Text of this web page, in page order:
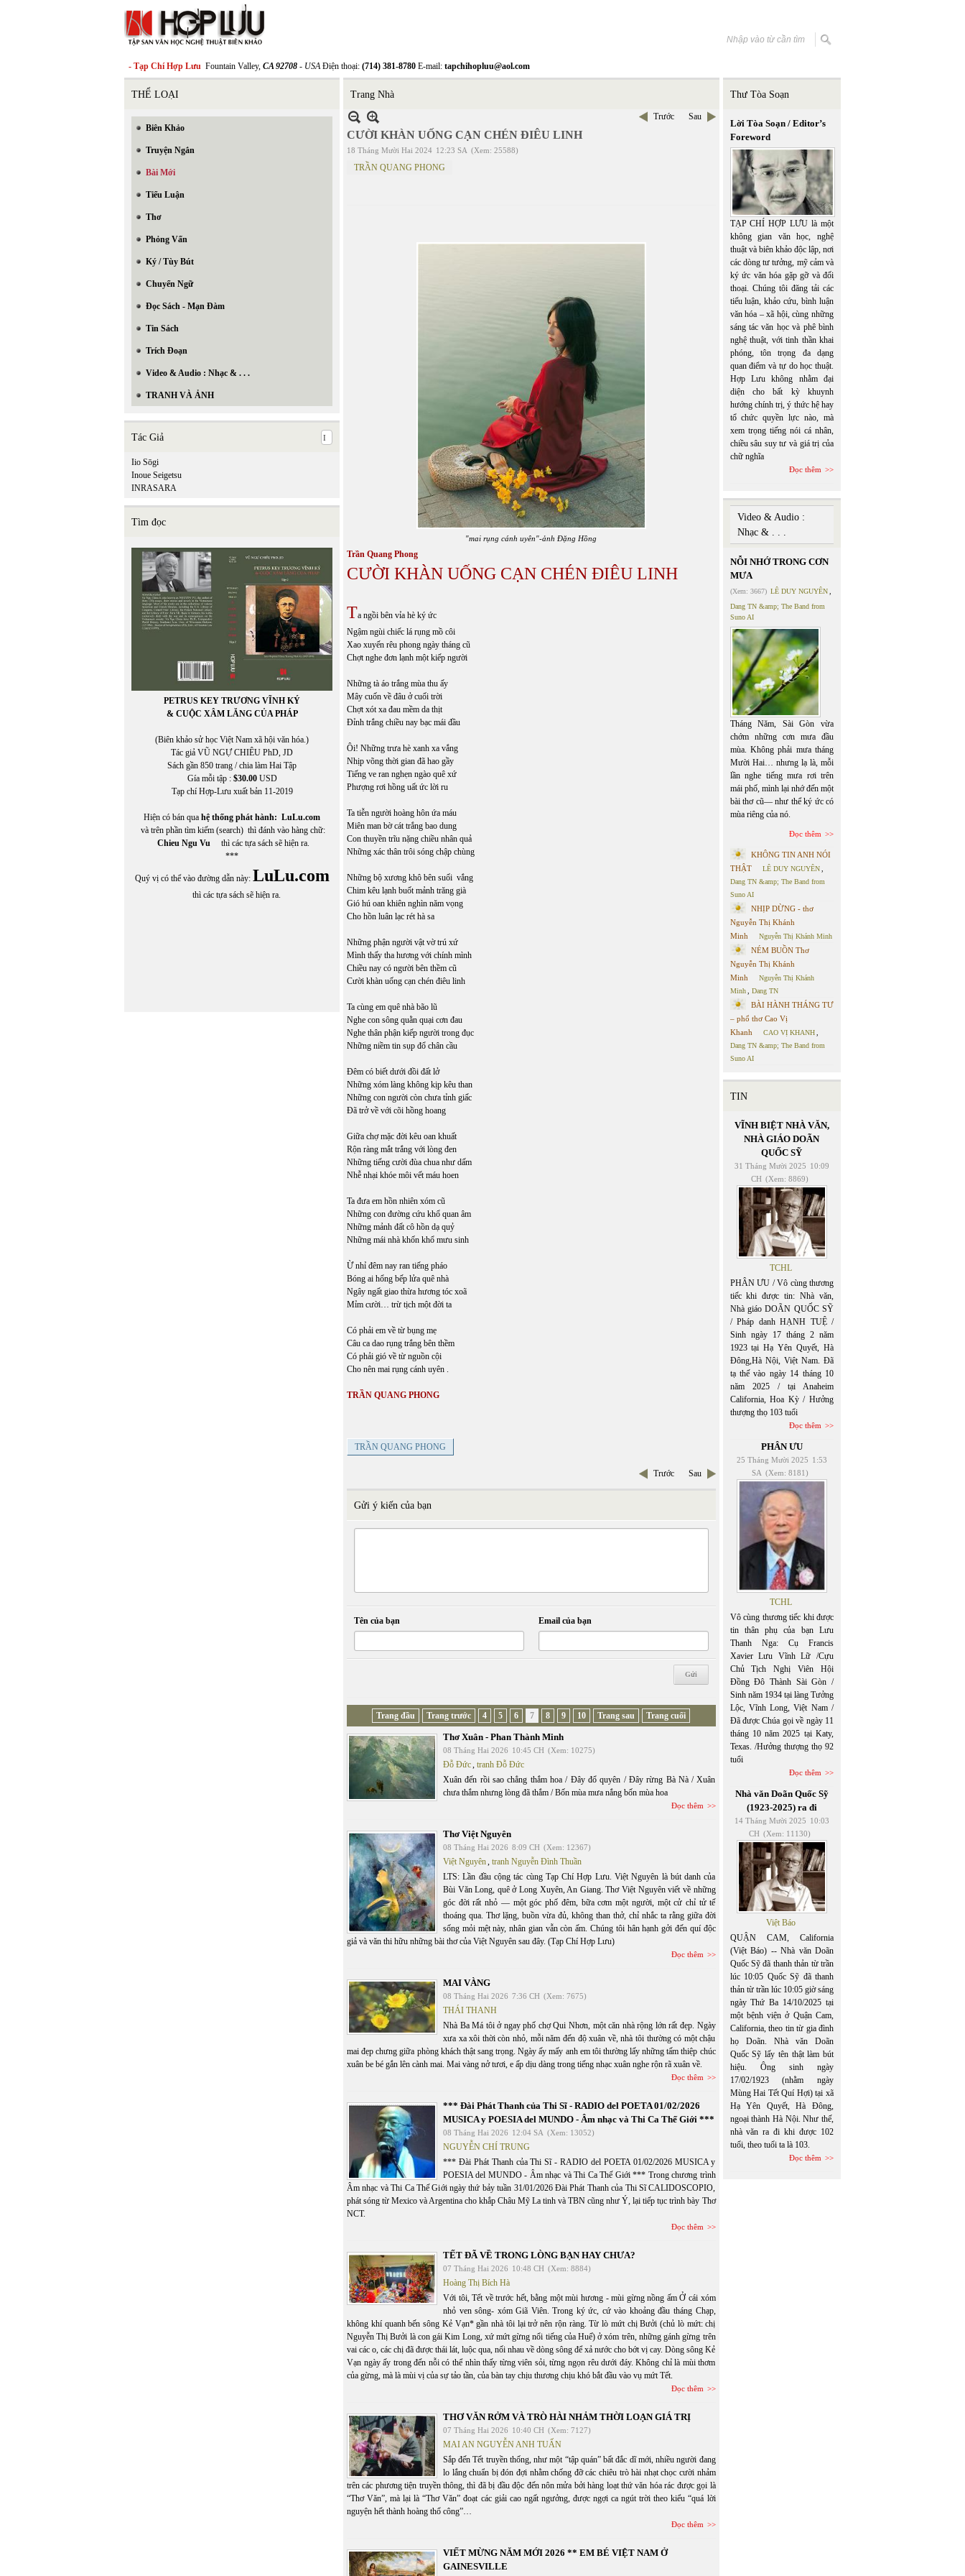
- Tạp Chí Hợp Lưu Fountain Valley, CA 92708 - USAĐiện thoại: (714) 381-8780 E-mail: tapchihopluu@aol.com
THỂ LOẠI
Biên Khảo
Truyện Ngắn
Bài Mới
Tiểu Luận
Thơ
Phỏng Vấn
Ký / Tùy Bút
Chuyển Ngữ
Đọc Sách - Mạn Đàm
Tin Sách
Trích Đoạn
Video & Audio : Nhạc & . . .
TRANH VÀ ẢNH
Tác Giả
Iio Sōgi
Inoue Seigetsu
INRASARA
Tìm đọc
PETRUS KEY TRƯƠNG VĨNH KÝ
& CUỘC XÂM LĂNG CỦA PHÁP
(Biên khảo sử học Việt Nam xã hội văn hóa.)
Tác giả VŨ NGỰ CHIÊU PhD, JD
Sách gần 850 trang / chia làm Hai Tập
Gía mỗi tập : $30.00USD
Tạp chí Hợp-Lưu xuất bản 11-2019
Hiện có bán qua hệ thống phát hành: LuLu.com
và trên phần tìm kiếm (search) thì đánh vào hàng chữ:
Chieu Ngu Vu thì các tựa sách sẽ hiện ra.
***
Quý vị có thể vào đường dẫn này: LuLu.com
thì các tựa sách sẽ hiện ra.
Trang Nhà
Trước Sau
CƯỜI KHÀN UỐNG CẠN CHÉN ĐIÊU LINH
18 Tháng Mười Hai 2024 12:23 SA (Xem: 25588)
TRẦN QUANG PHONG
"mai rụng cánh uyên"-ảnh Đặng Hồng
Trần Quang Phong
CƯỜI KHÀN UỐNG CẠN CHÉN ĐIÊU LINH
Ta ngồi bên vỉa hè ký ức
Ngậm ngùi chiếc lá rụng mồ côi
Xao xuyến rêu phong ngày tháng cũ
Chợt nghe đơn lạnh một kiếp người
Những tà áo trắng mùa thu ấy
Mây cuốn về đâu ở cuối trời
Chợt xót xa đau mềm da thịt
Đỉnh trắng chiều nay bạc mái đầu
Ôi! Những trưa hè xanh xa vắng
Nhịp võng thời gian đã hao gầy
Tiếng ve ran nghẹn ngào quê xứ
Phượng rơi hồng uất ức lời ru
Ta tiễn người hoàng hôn ứa máu
Miên man bờ cát trắng bao dung
Con thuyền trĩu nặng chiều nhân quả
Những xác thân trôi sóng chập chùng
Những bộ xương khô bên suối vắng
Chim kêu lạnh buốt mảnh trăng già
Gió hú oan khiên nghìn năm vọng
Cho hồn luân lạc rét hà sa
Những phận người vật vờ trú xứ
Mình thấy tha hương với chính mình
Chiều nay có người bên thềm cũ
Cười khàn uống cạn chén điêu linh
Ta cùng em quê nhà bão lũ
Nghe con sông quằn quại cơn đau
Nghe thân phận kiếp người trong đục
Những niềm tin sụp đổ chân cầu
Đêm có biết dưới đồi đất lở
Những xóm làng không kịp kêu than
Những con người còn chưa tỉnh giấc
Đã trở về với cõi hồng hoang
Giữa chợ mặc đời kêu oan khuất
Rộn ràng mắt trắng với lòng đen
Những tiếng cười đùa chua như dấm
Nhễ nhại khóe môi vết máu hoen
Ta đưa em hồn nhiên xóm cũ
Những con đường cứu khổ quan âm
Những mảnh đất cô hồn dạ quỷ
Những mái nhà khốn khổ mưu sinh
Ừ nhỉ đêm nay ran tiếng pháo
Bóng ai hổng bếp lửa quê nhà
Ngây ngất giao thừa hương tóc xoã
Mỉm cười… trừ tịch một đời ta
Có phải em về từ bụng mẹ
Câu ca dao rụng trắng bên thềm
Có phải gió về từ nguồn cội
Cho nên mai rụng cánh uyên .
TRẦN QUANG PHONG
TRẦN QUANG PHONG
Trước Sau
Gửi ý kiến của bạn
Tên của bạn Email của bạn
Trang đầu Trang trước 4 5 6 7 8 9 10 Trang sau Trang cuối
Thơ Xuân - Phan Thành Minh
08 Tháng Hai 2026 10:45 CH (Xem: 10275)
Đỗ Đức, tranh Đỗ Đức
Xuân đến rồi sao chẳng thắm hoa / Đây đổ quyên / Đây rừng Bà Nà / Xuân
chưa thắm nhưng lòng đã thắm / Bốn mùa mưa nắng bốn mùa hoa
Đọc thêm
Thơ Việt Nguyên
08 Tháng Hai 2026 8:09 CH (Xem: 12367)
Việt Nguyên, tranh Nguyễn Đình Thuần
LTS: Lần đầu cộng tác cùng Tạp Chí Hợp Lưu. Việt Nguyên là bút danh của
Bùi Văn Long, quê ở Long Xuyên, An Giang. Thơ Việt Nguyên viết về những
góc đời rất nhỏ — một góc phố đêm, bữa cơm một người, một cử chỉ tử tế
thoáng qua. Thơ lặng, buồn vừa đủ, không than thở, chỉ nhắc ta rằng giữa đời
sống mỏi mệt này, nhân gian vẫn còn ấm. Chúng tôi hân hạnh gởi đến quí độc
giả và văn thi hữu những bài thơ của Việt Nguyên sau đây. (Tạp Chí Hợp Lưu)
Đọc thêm
MAI VÀNG
08 Tháng Hai 2026 7:36 CH (Xem: 7675)
THÁI THANH
Nhà Ba Má tôi ở ngay phố chợ Qui Nhơn, một căn nhà rộng lớn rất đẹp. Ngày
xưa xa xôi thời còn nhỏ, mỗi năm đến độ xuân về, nhà tôi thường có một chậu
mai đẹp chưng giữa phòng khách thật sang trọng. Ngày ấy mấy anh em tôi thường lấy những tấm thiệp chúc
xuân be bé gắn lên cành mai. Mai vàng nở tươi, e ấp dịu dàng trong tiếng nhạc xuân nghe rộn rã xuân về.
Đọc thêm
*** Đài Phát Thanh của Thi Sĩ - RADIO del POETA 01/02/2026
MUSICA y POESIA del MUNDO - Âm nhạc và Thi Ca Thế Giới ***
08 Tháng Hai 2026 12:04 SA (Xem: 13052)
NGUYỄN CHÍ TRUNG
*** Đài Phát Thanh của Thi Sĩ - RADIO del POETA 01/02/2026 MUSICA y
POESIA del MUNDO - Âm nhạc và Thi Ca Thế Giới *** Trong chương trình
Âm nhạc và Thi Ca Thế Giới ngày thứ bảy tuần 31/01/2026 Đài Phát Thanh của Thi Sĩ CALIDOSCOPIO,
phát sóng từ Mexico và Argentina cho khắp Châu Mỹ La tinh và TBN cũng như Ý, lại tiếp tục trình bày Thơ
NCT.
Đọc thêm
TẾT ĐÃ VỀ TRONG LÒNG BẠN HAY CHƯA?
07 Tháng Hai 2026 10:48 CH (Xem: 8884)
Hoàng Thị Bích Hà
Với tôi, Tết về trước hết, bằng một mùi hương - mùi gừng nồng ấm Ở cái xóm
nhỏ ven sông- xóm Giã Viên. Trong ký ức, cứ vào khoảng đầu tháng Chạp,
không khí quanh bến sông Kẻ Vạn* gần nhà tôi lại trở nên rộn ràng. Từ lò mứt chị Bưởi (chủ lò mứt: chị
Nguyễn Thị Bưởi là con gái Kim Long, xứ mứt gừng nổi tiếng của Huế) ở xóm trên, những gánh gừng trên
vai các o, các chị đã được thái lát, luộc qua, nối nhau về dòng sông để xả nước cho bớt vị cay. Dòng sông Kẻ
Vạn ngày ấy trong đến nỗi có thể nhìn thấy từng viên sỏi, từng ngọn rêu dưới đáy. Không chỉ là mùi thơm
của gừng, mà là mùi vị của sự tảo tần, của bàn tay chịu thương chịu khó bắt đầu vào vụ mứt Tết.
Đọc thêm
THƠ VĂN RỞM VÀ TRÒ HÀI NHẢM THỜI LOẠN GIÁ TRỊ
07 Tháng Hai 2026 10:40 CH (Xem: 7127)
MAI AN NGUYỄN ANH TUẤN
Sắp đến Tết truyền thống, như một “tập quán” bất đắc dĩ mới, nhiều người đang
lo lắng chuẩn bị đón đợi nhằm chống đỡ các chiêu trò hài nhạt chọc cười nhảm
trên các phương tiện truyền thông, thì đã bị đầu độc đến nôn mửa bởi hàng loạt thứ văn hóa rác được gọi là
“Thơ Văn”, mà lại là “Thơ Văn” đoạt các giải cao ngất ngưởng, được ngợi ca ngút trời theo kiểu “quá lời
nguyện hết thành hoàng thổ công”…
Đọc thêm
VIẾT MỪNG NĂM MỚI 2026 ** EM BÉ VIỆT NAM Ở
GAINESVILLE
Thư Tòa Soạn
Lời Tòa Soạn / Editor’s
Foreword
TẠP CHÍ HỢP LƯU là một
không gian văn học, nghệ
thuật và biên khảo độc lập, nơi
các dòng tư tưởng, mỹ cảm và
ký ức văn hóa gặp gỡ và đối
thoại. Chúng tôi đăng tải các
tiểu luận, khảo cứu, bình luận
văn hóa – xã hội, cùng những
sáng tác văn học và phê bình
nghệ thuật, với tinh thần khai
phóng, tôn trọng đa dạng
quan điểm và tự do học thuật.
Hợp Lưu không nhằm đại
diện cho bất kỳ khuynh
hướng chính trị, ý thức hệ hay
tổ chức quyền lực nào, mà
xem trọng tiếng nói cá nhân,
chiều sâu suy tư và giá trị của
chữ nghĩa
Đọc thêm
Video & Audio :
Nhạc & . . .
NỖI NHỚ TRONG CƠN
MƯA
(Xem: 3667) LÊ DUY NGUYÊN
Dang TN &amp; The Band from
Suno AI
Tháng Năm, Sài Gòn vừa
chớm những cơn mưa đầu
mùa. Không phải mưa tháng
Mười Hai… nhưng lạ là, mỗi
lần nghe tiếng mưa rơi trên
mái phố, mình lại nhớ đến một
bài thơ cũ— như thể ký ức có
mùa riêng của nó.
Đọc thêm
KHÔNG TIN ANH NÓI
THẬT
LÊ DUY NGUYÊN
Dang TN &amp; The Band from
Suno AI
NHỊP DỪNG - thơ
Nguyễn Thị Khánh
Minh
Nguyễn Thị Khánh Minh
NÉM BUỒN Thơ
Nguyễn Thị Khánh
Minh
Nguyễn Thị Khánh
Minh
Dang TN
BÀI HÀNH THÁNG TƯ
– phổ thơ Cao Vị
Khanh
CAO VỊ KHANH
Dang TN &amp; The Band from
Suno AI
TIN
VĨNH BIỆT NHÀ VĂN,
NHÀ GIÁO DOÃN
QUỐC SỸ
31 Tháng Mười 2025 10:09
CH (Xem: 8869)
TCHL
PHÂN ƯU / Vô cùng thương
tiếc khi được tin: Nhà văn,
Nhà giáo DOÃN QUỐC SỸ
/ Pháp danh HẠNH TUỆ /
Sinh ngày 17 tháng 2 năm
1923 tại Hạ Yên Quyết, Hà
Đông,Hà Nội, Việt Nam. Đã
tạ thế vào ngày 14 tháng 10
năm 2025 / tại Anaheim
California, Hoa Kỳ / Hưởng
thượng thọ 103 tuổi
Đọc thêm
PHÂN ƯU
25 Tháng Mười 2025 1:53
SA (Xem: 8181)
TCHL
Vô cùng thương tiếc khi được
tin thân phụ của bạn Lưu
Thanh Nga: Cụ Francis
Xavier Lưu Vĩnh Lữ /Cựu
Chủ Tịch Nghị Viên Hội
Đồng Đô Thành Sài Gòn /
Sinh năm 1934 tại làng Tưởng
Lộc, Vĩnh Long, Việt Nam /
Đã được Chúa gọi về ngày 11
tháng 10 năm 2025 tại Katy,
Texas. /Hưởng thượng thọ 92
tuổi
Đọc thêm
Nhà văn Doãn Quốc Sỹ
(1923-2025) ra đi
14 Tháng Mười 2025 10:03
CH (Xem: 11130)
Việt Báo
QUẬN CAM, California
(Việt Báo) -- Nhà văn Doãn
Quốc Sỹ đã thanh thản từ trần
lúc 10:05 Quốc Sỹ đã thanh
thản từ trần lúc 10:05 giờ sáng
ngày Thứ Ba 14/10/2025 tại
một bệnh viện ở Quận Cam,
California, theo tin từ gia đình
họ Doãn. Nhà văn Doãn
Quốc Sỹ lấy tên thật làm bút
hiệu. Ông sinh ngày
17/02/1923 (nhằm ngày
Mùng Hai Tết Quí Hợi) tại xã
Hạ Yên Quyết, Hà Đông,
ngoại thành Hà Nội. Như thế,
nhà văn ra đi khi được 102
tuổi, theo tuổi ta là 103.
Đọc thêm